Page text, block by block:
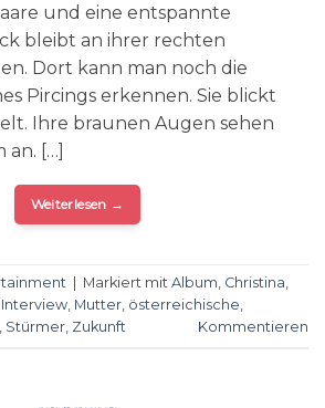
und eine entspannte
bleibt an ihrer rechten
Dort kann man noch die
Pircings erkennen. Sie blickt
Ihre braunen Augen sehen
an. […]
Weiterlesen →
Markiert mit Album Christina
Interview Mutter österreichische
Stürmer Zukunft Kommentieren